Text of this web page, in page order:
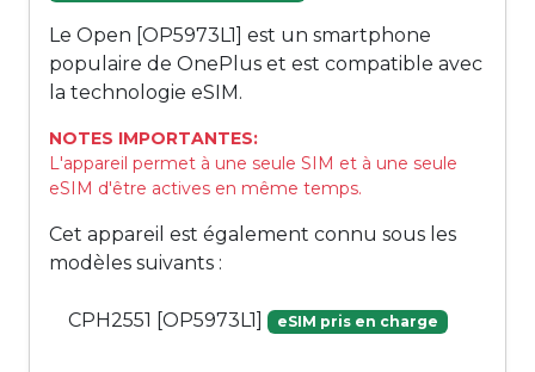
Le Open [OP5973L1] est un smartphone
populaire de OnePlus et est compatible avec
la technologie eSIM.
NOTES IMPORTANTES:
L'appareil permet à une seule SIM et à une seule
eSIM d'être actives en même temps.
Cet appareil est également connu sous les
modèles suivants :
CPH2551 [OP5973L1] eSIM pris en charge